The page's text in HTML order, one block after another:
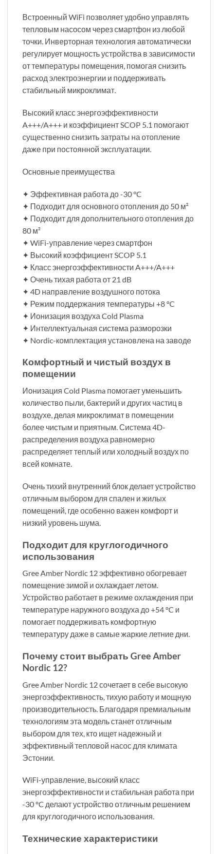
Встроенный WiFi позволяет удобно управлять
тепловым насосом через смартфон из любой
точки. Инверторная технология автоматически
регулирует мощность устройства в зависимости
от температуры помещения, помогая снизить
расход электроэнергии и поддерживать
стабильный микроклимат.
Высокий класс энергоэффективности
A+++/A+++ и коэффициент SCOP 5.1 помогают
существенно снизить затраты на отопление
даже при постоянной эксплуатации.
Основные преимущества
✦ Эффективная работа до -30 °C
✦ Подходит для основного отопления до 50 м²
✦ Подходит для дополнительного отопления до
80 м²
✦ WiFi-управление через смартфон
✦ Высокий коэффициент SCOP 5.1
✦ Класс энергоэффективности A+++/A+++
✦ Очень тихая работа от 21 dB
✦ 4D направление воздушного потока
✦ Режим поддержания температуры +8 °C
✦ Ионизация воздуха Cold Plasma
✦ Интеллектуальная система разморозки
✦ Nordic-комплектация установлена на заводе
Комфортный и чистый воздух в
помещении
Ионизация Cold Plasma помогает уменьшить
количество пыли, бактерий и других частиц в
воздухе, делая микроклимат в помещении
более чистым и приятным. Система 4D-
распределения воздуха равномерно
распределяет теплый или холодный воздух по
всей комнате.
Очень тихий внутренний блок делает устройство
отличным выбором для спален и жилых
помещений, где особенно важен комфорт и
низкий уровень шума.
Подходит для круглогодичного
использования
Gree Amber Nordic 12 эффективно обогревает
помещение зимой и охлаждает летом.
Устройство работает в режиме охлаждения при
температуре наружного воздуха до +54 °C и
помогает поддерживать комфортную
температуру даже в самые жаркие летние дни.
Почему стоит выбрать Gree Amber
Nordic 12?
Gree Amber Nordic 12 сочетает в себе высокую
энергоэффективность, тихую работу и мощную
производительность. Благодаря премиальным
технологиям эта модель станет отличным
выбором для тех, кто ищет надежный и
эффективный тепловой насос для климата
Эстонии.
WiFi-управление, высокий класс
энергоэффективности и стабильная работа при
-30 °C делают устройство отличным решением
для круглогодичного использования.
Технические характеристики